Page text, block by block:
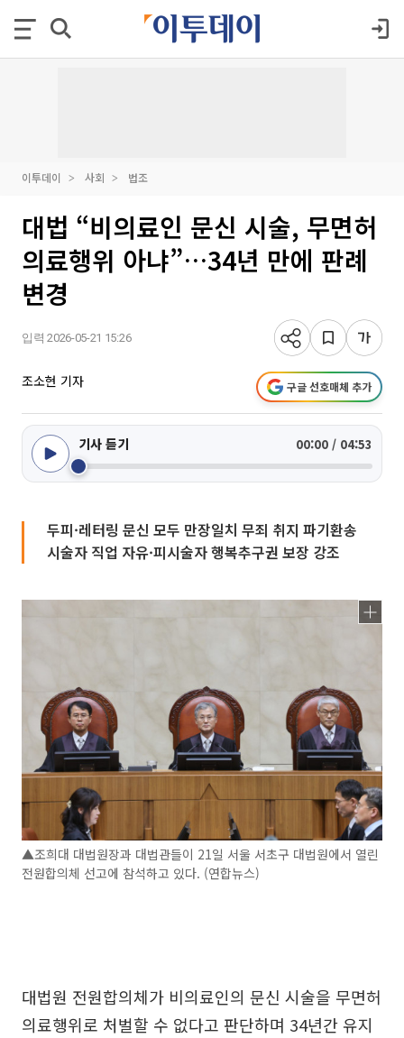
이투데이 사회 법조
대법 “비의료인 문신 시술, 무면허
의료행위 아냐”…34년 만에 판례
변경
입력 2026-05-21 15:26
조소현 기자 구글 선호매체 추가
기사 듣기 00:00 / 04:53
두피·레터링 문신 모두 만장일치 무죄 취지 파기환송
시술자 직업 자유·피시술자 행복추구권 보장 강조
▲조희대 대법원장과 대법관들이 21일 서울 서초구 대법원에서 열린
전원합의체 선고에 참석하고 있다. (연합뉴스)
대법원 전원합의체가 비의료인의 문신 시술을 무면허
의료행위로 처벌할 수 없다고 판단하며 34년간 유지